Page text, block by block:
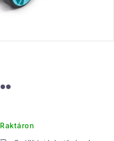
Raktáron